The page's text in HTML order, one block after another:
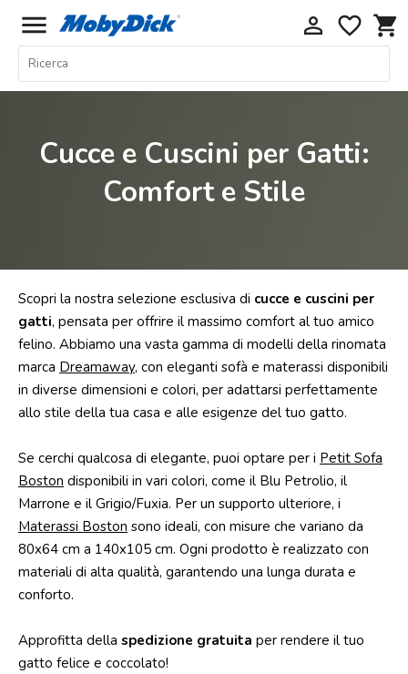
menu perm_identity favorite_border shopping_cart
Home
Uccelli
Chi
siamo
Contatti
vendita
Blog
e
news
Cucce e Cuscini per Gatti:
Comfort e Stile
Scopri la nostra selezione esclusiva di cucce e cuscini per
gatti, pensata per offrire il massimo comfort al tuo amico
felino. Abbiamo una vasta gamma di modelli della rinomata
marca Dreamaway, con eleganti sofà e materassi disponibili
in diverse dimensioni e colori, per adattarsi perfettamente
allo stile della tua casa e alle esigenze del tuo gatto.
Se cerchi qualcosa di elegante, puoi optare per i Petit Sofa
Boston disponibili in vari colori, come il Blu Petrolio, il
Marrone e il Grigio/Fuxia. Per un supporto ulteriore, i
Materassi Boston sono ideali, con misure che variano da
80x64 cm a 140x105 cm. Ogni prodotto è realizzato con
materiali di alta qualità, garantendo una lunga durata e
conforto.
Approfitta della spedizione gratuita per rendere il tuo
gatto felice e coccolato!